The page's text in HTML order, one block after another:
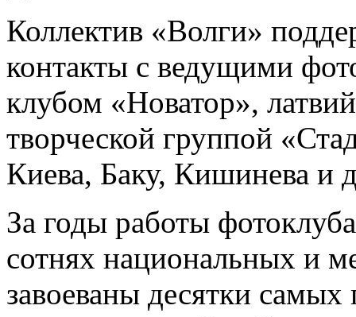
Коллектив «Волги»
контакты с ведущими
клубом «Новатор»,
творческой группой
Киева, Баку, Кишинева и
За годы работы
сотнях национальных и
завоеваны десятки